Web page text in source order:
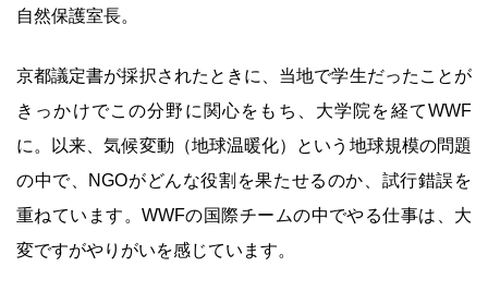
自然保護室長。
京都議定書が採択されたときに、当地で学生だったことが
きっかけでこの分野に関心をもち、大学院を経てWWF
に。以来、気候変動（地球温暖化）という地球規模の問題
の中で、NGOがどんな役割を果たせるのか、試行錯誤を
重ねています。WWFの国際チームの中でやる仕事は、大
変ですがやりがいを感じています。